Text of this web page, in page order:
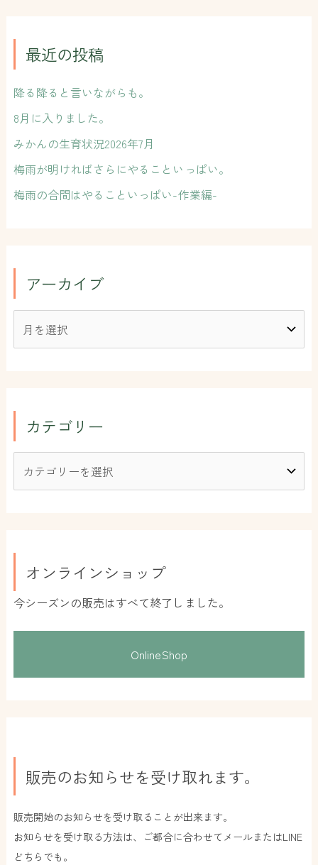
最近の投稿
降る降ると言いながらも。
8月に入りました。
みかんの生育状況2026年7月
梅雨が明ければさらにやることいっぱい。
梅雨の合間はやることいっぱい-作業編-
アーカイブ
カテゴリー
オンラインショップ
今シーズンの販売はすべて終了しました。
OnlineShop
販売のお知らせを受け取れます。
販売開始のお知らせを受け取ることが出来ます。
お知らせを受け取る方法は、ご都合に合わせてメールまたはLINE
どちらでも。